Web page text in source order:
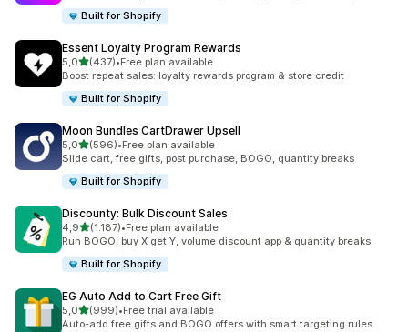
Built for Shopify
Essent Loyalty Program Rewards
5,05 yıldız üzerinden
(437)
toplam 437 değerlendirme
•Free plan available
Boost repeat sales: loyalty rewards program & store credit
Built for Shopify
Moon Bundles CartDrawer Upsell
5,05 yıldız üzerinden
(596)
toplam 596 değerlendirme
•Free plan available
Slide cart, free gifts, post purchase, BOGO, quantity breaks
Built for Shopify
Discounty: Bulk Discount Sales
4,95 yıldız üzerinden
(1.187)
toplam 1187 değerlendirme
•Free plan available
Run BOGO, buy X get Y, volume discount app & quantity breaks
Built for Shopify
EG Auto Add to Cart Free Gift
5,05 yıldız üzerinden
(999)
toplam 999 değerlendirme
•Free trial available
Auto-add free gifts and BOGO offers with smart targeting rules